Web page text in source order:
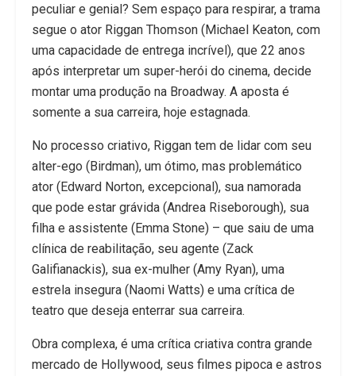
peculiar e genial? Sem espaço para respirar, a trama
segue o ator Riggan Thomson (Michael Keaton, com
uma capacidade de entrega incrível), que 22 anos
após interpretar um super-herói do cinema, decide
montar uma produção na Broadway. A aposta é
somente a sua carreira, hoje estagnada.
No processo criativo, Riggan tem de lidar com seu
alter-ego (Birdman), um ótimo, mas problemático
ator (Edward Norton, excepcional), sua namorada
que pode estar grávida (Andrea Riseborough), sua
filha e assistente (Emma Stone) – que saiu de uma
clínica de reabilitação, seu agente (Zack
Galifianackis), sua ex-mulher (Amy Ryan), uma
estrela insegura (Naomi Watts) e uma crítica de
teatro que deseja enterrar sua carreira.
Obra complexa, é uma crítica criativa contra grande
mercado de Hollywood, seus filmes pipoca e astros